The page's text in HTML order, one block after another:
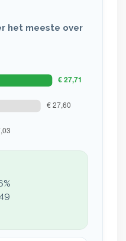
het meeste over